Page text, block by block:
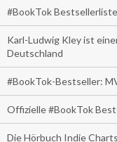
#BookTok
Karl-Ludwig Kley ist
Deutschland
#BookTok-Bestseller:
Offizielle #BookTok
Die Hörbuch Indie Charts